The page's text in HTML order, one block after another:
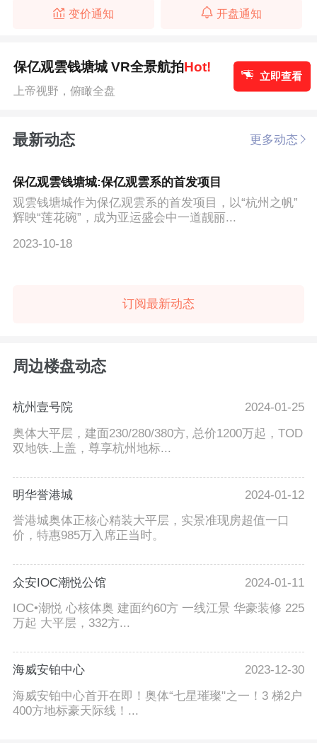
变价通知 开盘通知
保亿观雲钱塘城 VR全景航拍Hot!
上帝视野，俯瞰全盘
立即查看
最新动态 更多动态
保亿观雲钱塘城:保亿观雲系的首发项目
观雲钱塘城作为保亿观雲系的首发项目，以“杭州之帆”
辉映“莲花碗”，成为亚运盛会中一道靓丽...
2023-10-18
订阅最新动态
周边楼盘动态
杭州壹号院
2024-01-25
奥体大平层，建面230/280/380方, 总价1200万起，TOD
双地铁.上盖，尊享杭州地标...
明华誉港城
2024-01-12
誉港城奥体正核心精装大平层，实景准现房超值一口
价，特惠985万入席正当时。
众安IOC潮悦公馆
2024-01-11
IOC•潮悦 心核体奥 建面约60方 一线江景 华豪装修 225
万起 大平层，332方...
海威安铂中心
2023-12-30
海威安铂中心首开在即！奥体“七星璀璨"之一！3 梯2户
400方地标豪天际线！...